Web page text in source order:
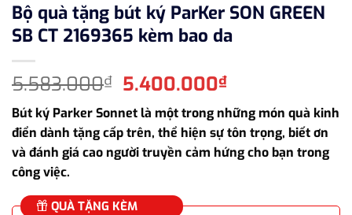
Bộ quà tặng bút ký ParKer SON GREEN
SB CT 2169365 kèm bao da
5.583.000₫ Giá
gốc
là:
5.583.000₫.
5.400.000₫Giá
hiện
tại
là:
5.400.000₫.
Bút ký Parker Sonnet là một trong những món quà kinh
điển dành tặng cấp trên, thể hiện sự tôn trọng, biết ơn
và đánh giá cao người truyền cảm hứng cho bạn trong
công việc.
QUÀ TẶNG KÈM